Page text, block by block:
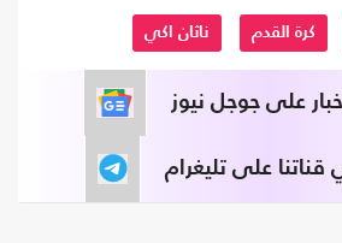
كرة القدم ناثان اكي
على جوجل نيوز
على تليغرام